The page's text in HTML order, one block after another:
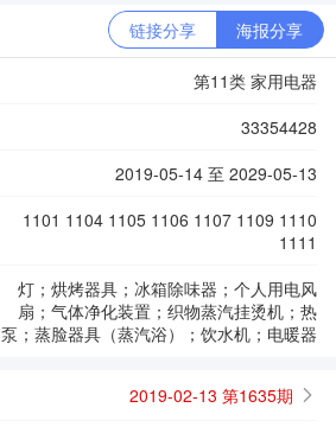
链接分享 海报分享
第11类 家用电器
33354428
2019-05-14 至 2029-05-13
1101 1104 1105 1106 1107 1109 1110
1111
灯；烘烤器具；冰箱除味器；个人用电风
扇；气体净化装置；织物蒸汽挂烫机；热
泵；蒸脸器具（蒸汽浴）；饮水机；电暖器
2019-02-13 第1635期